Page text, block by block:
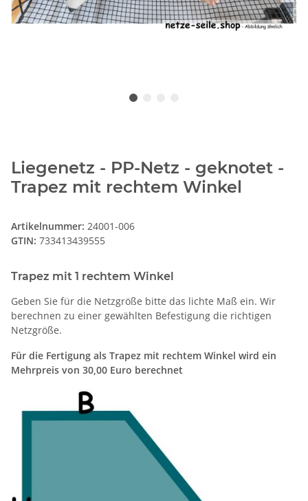
Liegenetz - PP-Netz - geknotet -
Trapez mit rechtem Winkel
Artikelnummer: 24001-006
GTIN: 733413439555
Trapez mit 1 rechtem Winkel
Geben Sie für die Netzgröße bitte das lichte Maß ein. Wir
berechnen zu einer gewählten Befestigung die richtigen
Netzgröße.
Für die Fertigung als Trapez mit rechtem Winkel wird ein
Mehrpreis von 30,00 Euro berechnet